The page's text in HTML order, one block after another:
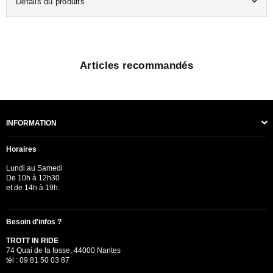
Articles recommandés
INFORMATION
Horaires
Lundi au Samedi
De 10h à 12h30
et de 14h à 19h.
Besoin d'infos ?
TROTT IN RIDE
74 Quai de la fosse, 44000 Nantes
tél : 09 81 50 03 87